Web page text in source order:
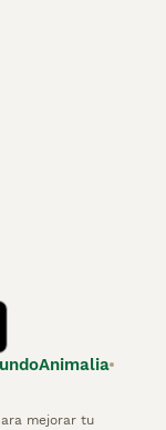
mejorar tu